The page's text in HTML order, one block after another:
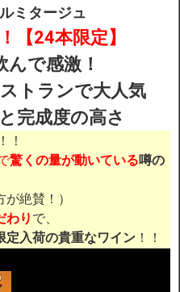
届け日
送料
払
登録
検索
プラチナワイン】
ミタージュ
【24本限定】
で感激！
トランで大人気
完成度の高さ
！
驚くの量が動いている噂の
が絶賛！）
わり で、
入荷の貴重なワイン ！！